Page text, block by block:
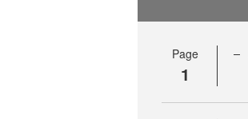
Page
1